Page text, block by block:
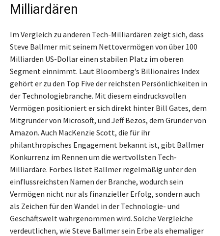
Milliardären
Im Vergleich zu anderen Tech-Milliardären zeigt sich, dass
Steve Ballmer mit seinem Nettovermögen von über 100
Milliarden US-Dollar einen stabilen Platz im oberen
Segment einnimmt. Laut Bloomberg’s Billionaires Index
gehört er zu den Top Five der reichsten Persönlichkeiten in
der Technologiebranche. Mit diesem eindrucksvollen
Vermögen positioniert er sich direkt hinter Bill Gates, dem
Mitgründer von Microsoft, und Jeff Bezos, dem Gründer von
Amazon. Auch MacKenzie Scott, die für ihr
philanthropisches Engagement bekannt ist, gibt Ballmer
Konkurrenz im Rennen um die wertvollsten Tech-
Milliardäre. Forbes listet Ballmer regelmäßig unter den
einflussreichsten Namen der Branche, wodurch sein
Vermögen nicht nur als finanzieller Erfolg, sondern auch
als Zeichen für den Wandel in der Technologie- und
Geschäftswelt wahrgenommen wird. Solche Vergleiche
verdeutlichen, wie Steve Ballmer sein Erbe als ehemaliger